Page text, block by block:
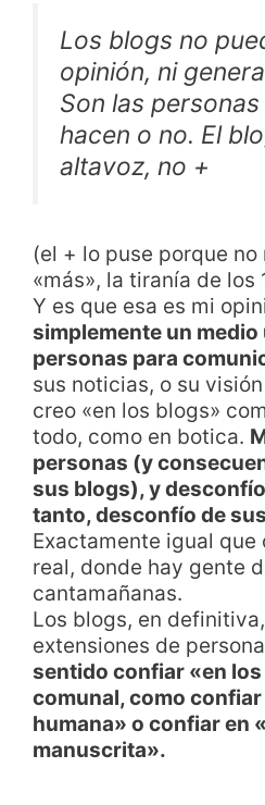
Los blogs no
opinión, ni
Son las
hacen o no. El
altavoz, no +
(el + lo puse porque no
«más», la tiranía de los
Y es que esa es mi
simplemente un
personas para
sus noticias, o su
creo «en los blogs»
todo, como en botica.
personas (y
sus blogs), y
tanto, desconfío de
Exactamente igual que
real, donde hay gente
cantamañanas.
Los blogs, en
extensiones de
sentido confiar «en
comunal, como confiar
humana» o confiar en
manuscrita».